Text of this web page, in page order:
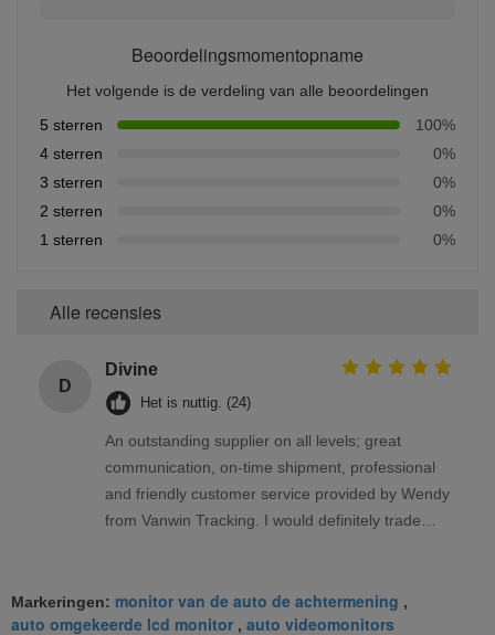
Beoordelingsmomentopname
Het volgende is de verdeling van alle beoordelingen
5 sterren
100%
4 sterren
0%
3 sterren
0%
2 sterren
0%
1 sterren
0%
Alle recensies
D
Divine
Het is nuttig. (24)
An outstanding supplier on all levels; great
communication, on-time shipment, professional
and friendly customer service provided by Wendy
from Vanwin Tracking. I would definitely trade
Markeringen: monitor van de auto de achtermening ,
auto omgekeerde lcd monitor , auto videomonitors